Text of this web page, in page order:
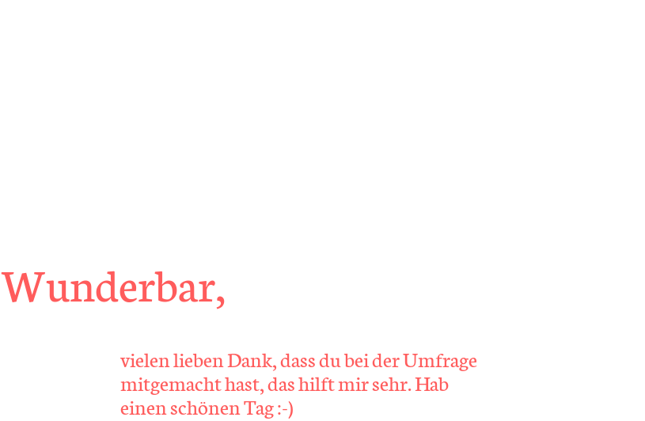
Wunderbar,
vielen lieben Dank, dass du bei der Umfrage
mitgemacht hast, das hilft mir sehr. Hab
einen schönen Tag :-)